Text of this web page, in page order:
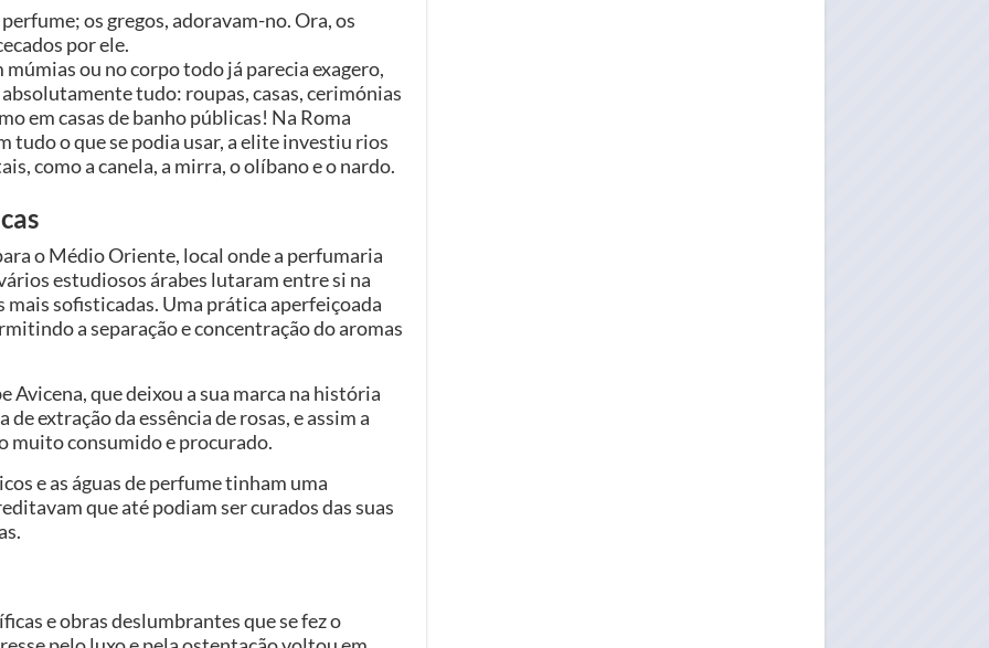
os gregos, adoravam-no. Ora, os
por ele.
ou no corpo todo já parecia exagero,
tudo: roupas, casas, cerimónias
em casas de banho públicas! Na Roma
tudo o que se podia usar, a elite investiu rios
como a canela, a mirra, o olíbano e o nardo.
o Médio Oriente, local onde a perfumaria
estudiosos árabes lutaram entre si na
sofisticadas. Uma prática aperfeiçoada
a separação e concentração do aromas
Avicena, que deixou a sua marca na história
extração da essência de rosas, e assim a
muito consumido e procurado.
e as águas de perfume tinham uma
que até podiam ser curados das suas
e obras deslumbrantes que se fez o